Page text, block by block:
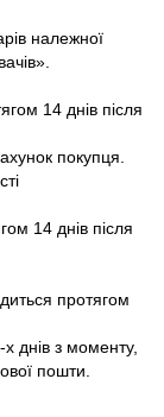
належної
14 днів після
покупця.
14 днів після
протягом
днів з моменту,
пошти.